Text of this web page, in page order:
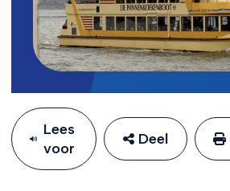
Lees
voor
Deel